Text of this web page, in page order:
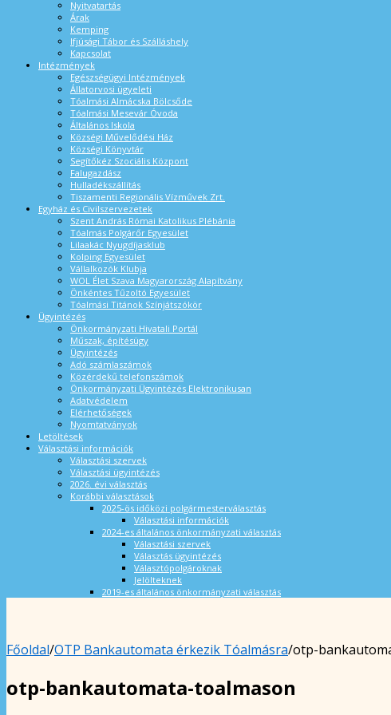
Nyitvatartás
Árak
Kemping
Ifjúsági Tábor és Szálláshely
Kapcsolat
Intézmények
Egészségügyi Intézmények
Állatorvosi ügyeleti
Tóalmási Almácska Bölcsőde
Tóalmási Mesevár Óvoda
Általános Iskola
Községi Művelődési Ház
Községi Könyvtár
Segítőkéz Szociális Központ
Falugazdász
Hulladékszállítás
Tiszamenti Regionális Vízművek Zrt.
Egyház és Civilszervezetek
Szent András Római Katolikus Plébánia
Tóalmás Polgárőr Egyesület
Lilaakác Nyugdíjasklub
Kolping Egyesület
Vállalkozók Klubja
WOL Élet Szava Magyarország Alapítvány
Önkéntes Tűzoltó Egyesület
Tóalmási Titánok Színjátszókör
Ügyintézés
Önkormányzati Hivatali Portál
Műszak, építésügy
Ügyintézés
Adó számlaszámok
Közérdekű telefonszámok
Önkormányzati Ügyintézés Elektronikusan
Adatvédelem
Elérhetőségek
Nyomtatványok
Letöltések
Választási információk
Választási szervek
Választási ügyintézés
2026. évi választás
Korábbi választások
2025-ös időközi polgármesterválasztás
Választási információk
2024-es általános önkormányzati választás
Választási szervek
Választás ügyintézés
Választópolgároknak
Jelölteknek
2019-es általános önkormányzati választás
Főoldal/OTP Bankautomata érkezik Tóalmásra/otp-
otp-bankautomata-toalmason